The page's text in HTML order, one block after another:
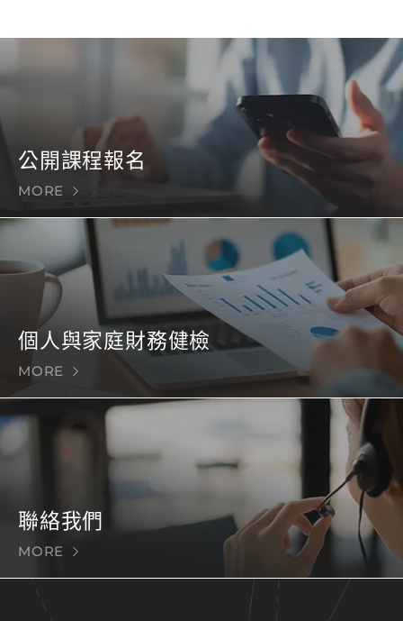
公開課程報名
MORE
個人與家庭財務健檢
MORE
聯絡我們
MORE